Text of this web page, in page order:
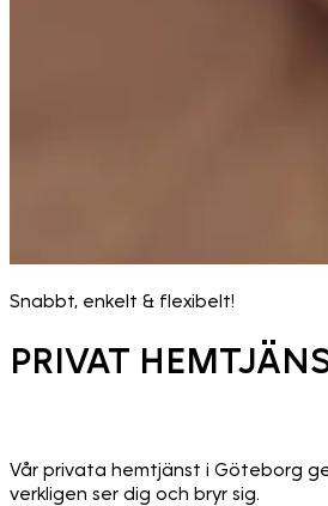
Snabbt, enkelt & flexibelt!
PRIVAT
Vår privata hemtjänst i Göteborg
verkligen ser dig och bryr sig.